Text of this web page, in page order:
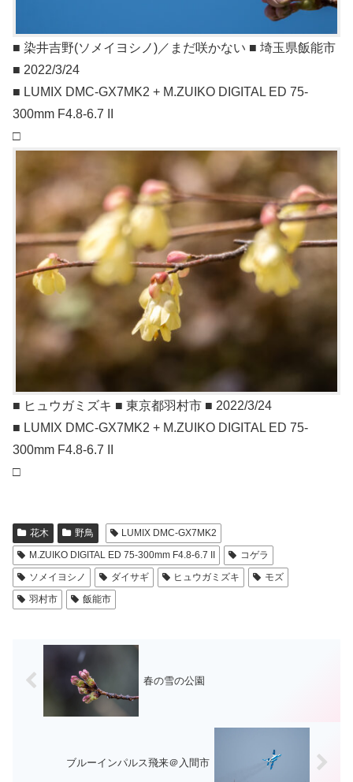
■ 染井吉野(ソメイヨシノ)／まだ咲かない ■ 埼玉県飯能市
■ 2022/3/24
■ LUMIX DMC-GX7MK2 + M.ZUIKO DIGITAL ED 75-
300mm F4.8-6.7 II
□
■ ヒュウガミズキ ■ 東京都羽村市 ■ 2022/3/24
■ LUMIX DMC-GX7MK2 + M.ZUIKO DIGITAL ED 75-
300mm F4.8-6.7 II
□
花木 野鳥
LUMIX DMC-GX7MK2
M.ZUIKO DIGITAL ED 75-300mm F4.8-6.7 II
コゲラ
ソメイヨシノ
ダイサギ ヒュウガミズキ
モズ
羽村市
飯能市
春の雪の公園
ブルーインパルス飛来＠入間市